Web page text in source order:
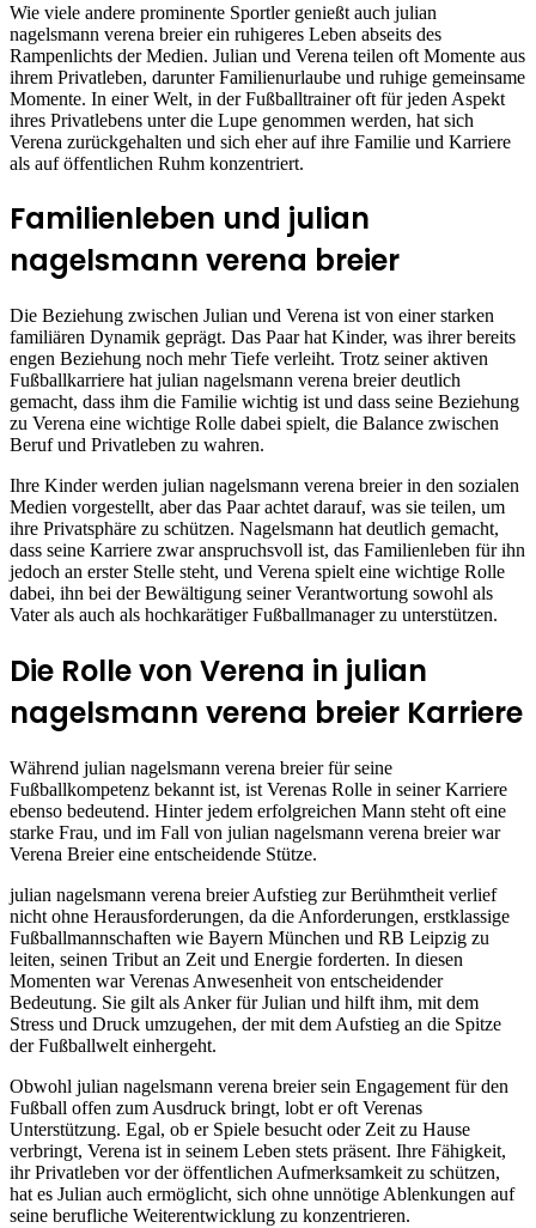
Wie viele andere prominente Sportler genießt auch julian
nagelsmann verena breier ein ruhigeres Leben abseits des
Rampenlichts der Medien. Julian und Verena teilen oft Momente aus
ihrem Privatleben, darunter Familienurlaube und ruhige gemeinsame
Momente. In einer Welt, in der Fußballtrainer oft für jeden Aspekt
ihres Privatlebens unter die Lupe genommen werden, hat sich
Verena zurückgehalten und sich eher auf ihre Familie und Karriere
als auf öffentlichen Ruhm konzentriert.
Familienleben und julian
nagelsmann verena breier
Die Beziehung zwischen Julian und Verena ist von einer starken
familiären Dynamik geprägt. Das Paar hat Kinder, was ihrer bereits
engen Beziehung noch mehr Tiefe verleiht. Trotz seiner aktiven
Fußballkarriere hat julian nagelsmann verena breier deutlich
gemacht, dass ihm die Familie wichtig ist und dass seine Beziehung
zu Verena eine wichtige Rolle dabei spielt, die Balance zwischen
Beruf und Privatleben zu wahren.
Ihre Kinder werden julian nagelsmann verena breier in den sozialen
Medien vorgestellt, aber das Paar achtet darauf, was sie teilen, um
ihre Privatsphäre zu schützen. Nagelsmann hat deutlich gemacht,
dass seine Karriere zwar anspruchsvoll ist, das Familienleben für ihn
jedoch an erster Stelle steht, und Verena spielt eine wichtige Rolle
dabei, ihn bei der Bewältigung seiner Verantwortung sowohl als
Vater als auch als hochkarätiger Fußballmanager zu unterstützen.
Die Rolle von Verena in julian
nagelsmann verena breier Karriere
Während julian nagelsmann verena breier für seine
Fußballkompetenz bekannt ist, ist Verenas Rolle in seiner Karriere
ebenso bedeutend. Hinter jedem erfolgreichen Mann steht oft eine
starke Frau, und im Fall von julian nagelsmann verena breier war
Verena Breier eine entscheidende Stütze.
julian nagelsmann verena breier Aufstieg zur Berühmtheit verlief
nicht ohne Herausforderungen, da die Anforderungen, erstklassige
Fußballmannschaften wie Bayern München und RB Leipzig zu
leiten, seinen Tribut an Zeit und Energie forderten. In diesen
Momenten war Verenas Anwesenheit von entscheidender
Bedeutung. Sie gilt als Anker für Julian und hilft ihm, mit dem
Stress und Druck umzugehen, der mit dem Aufstieg an die Spitze
der Fußballwelt einhergeht.
Obwohl julian nagelsmann verena breier sein Engagement für den
Fußball offen zum Ausdruck bringt, lobt er oft Verenas
Unterstützung. Egal, ob er Spiele besucht oder Zeit zu Hause
verbringt, Verena ist in seinem Leben stets präsent. Ihre Fähigkeit,
ihr Privatleben vor der öffentlichen Aufmerksamkeit zu schützen,
hat es Julian auch ermöglicht, sich ohne unnötige Ablenkungen auf
seine berufliche Weiterentwicklung zu konzentrieren.